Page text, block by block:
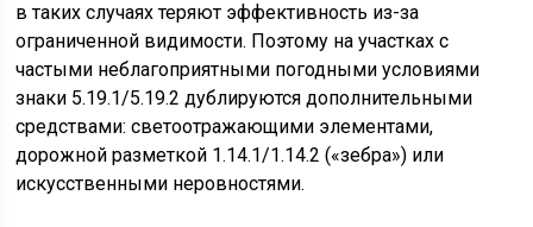
в таких случаях теряют эффективность из-за
ограниченной видимости. Поэтому на участках с
частыми неблагоприятными погодными условиями
знаки 5.19.1/5.19.2 дублируются дополнительными
средствами: светоотражающими элементами,
дорожной разметкой 1.14.1/1.14.2 («зебра») или
искусственными неровностями.